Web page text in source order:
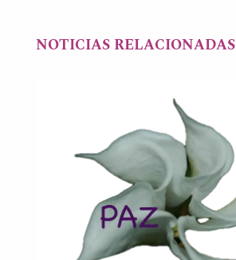
NOTICIAS RELACIONADAS